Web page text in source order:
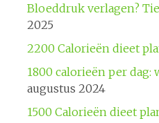
Bloeddruk verlagen?
2025
2200 Calorieën dieet
1800 calorieën per dag:
augustus 2024
1500 Calorieën dieet